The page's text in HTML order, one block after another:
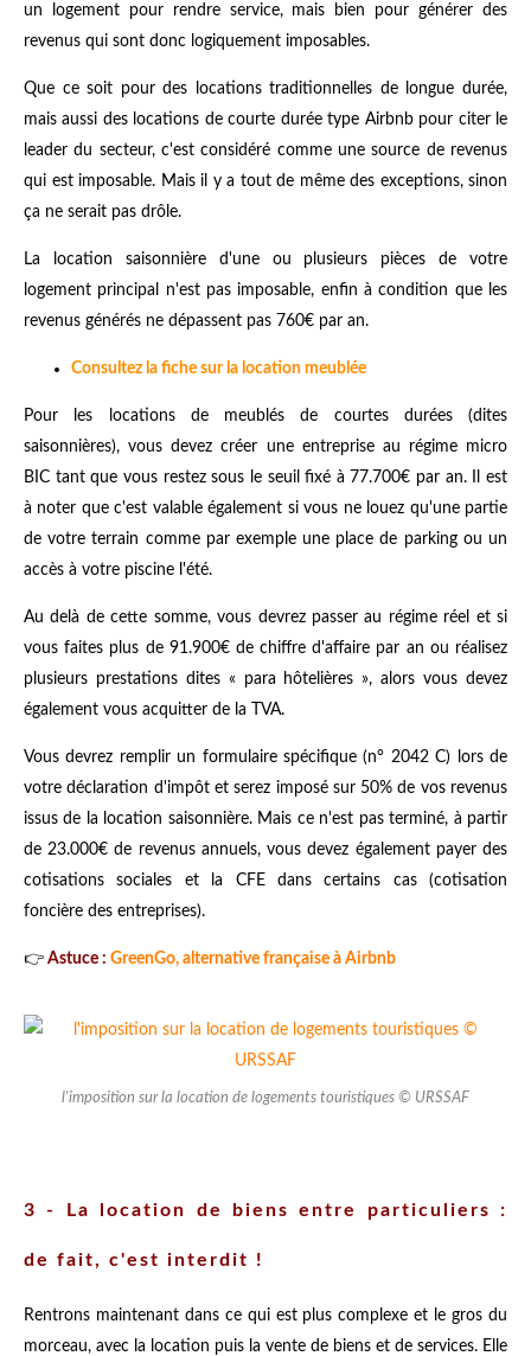
un logement pour rendre service, mais bien pour générer des
revenus qui sont donc logiquement imposables.
Que ce soit pour des locations traditionnelles de longue durée,
mais aussi des locations de courte durée type Airbnb pour citer le
leader du secteur, c'est considéré comme une source de revenus
qui est imposable. Mais il y a tout de même des exceptions, sinon
ça ne serait pas drôle.
La location saisonnière d'une ou plusieurs pièces de votre
logement principal n'est pas imposable, enfin à condition que les
revenus générés ne dépassent pas 760€ par an.
Consultez la fiche sur la location meublée
Pour les locations de meublés de courtes durées (dites
saisonnières), vous devez créer une entreprise au régime micro
BIC tant que vous restez sous le seuil fixé à 77.700€ par an. Il est
à noter que c'est valable également si vous ne louez qu'une partie
de votre terrain comme par exemple une place de parking ou un
accès à votre piscine l'été.
Au delà de cette somme, vous devrez passer au régime réel et si
vous faites plus de 91.900€ de chiffre d'affaire par an ou réalisez
plusieurs prestations dites « para hôtelières », alors vous devez
également vous acquitter de la TVA.
Vous devrez remplir un formulaire spécifique (n° 2042 C) lors de
votre déclaration d'impôt et serez imposé sur 50% de vos revenus
issus de la location saisonnière. Mais ce n'est pas terminé, à partir
de 23.000€ de revenus annuels, vous devez également payer des
cotisations sociales et la CFE dans certains cas (cotisation
foncière des entreprises).
👉 Astuce : GreenGo, alternative française à Airbnb
l'imposition sur la location de logements touristiques © URSSAF
3 - La location de biens entre particuliers :
de fait, c'est interdit !
Rentrons maintenant dans ce qui est plus complexe et le gros du
morceau, avec la location puis la vente de biens et de services. Elle